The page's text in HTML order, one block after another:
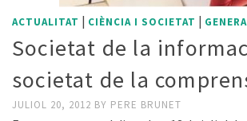
ACTUALITAT | CIÈNCIA I SOCIETAT |
Societat de la
societat de la
JULIOL 20, 2012 BY PERE BRUNET